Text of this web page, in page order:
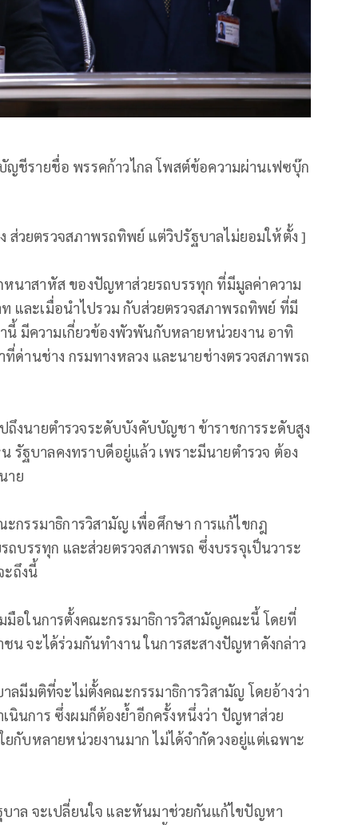
ญชีรายชื่อ พรรคก้าวไกล โพสต์ข้อความผ่านเฟซบุ๊ก
ส่วยตรวจสภาพรถทิพย์ แต่วิปรัฐบาลไม่ยอมให้ตั้ง ]
นาสาหัส ของปัญหาส่วยรถบรรทุก ที่มีมูลค่าความ
และเมื่อนำไปรวม กับส่วยตรวจสภาพรถทิพย์ ที่มี
มีความเกี่ยวข้องพัวพันกับหลายหน่วยงาน อาทิ
ที่ด่านช่าง กรมทางหลวง และนายช่างตรวจสภาพรถ
งนายตำรวจระดับบังคับบัญชา ข้าราชการระดับสูง
บาลคงทราบดีอยู่แล้ว เพราะมีนายตำรวจ ต้อง
าย
กรรมาธิการวิสามัญ เพื่อศึกษา การแก้ไขกฎ
ถบรรทุก และส่วยตรวจสภาพรถ ซึ่งบรรจุเป็นวาระ
ะถึงนี้
มือในการตั้งคณะกรรมาธิการวิสามัญคณะนี้ โดยที่
จะได้ร่วมกันทำงาน ในการสะสางปัญหาดังกล่าว
มีมติที่จะไม่ตั้งคณะกรรมาธิการวิสามัญ โดยอ้างว่า
นินการ ซึ่งผมก็ต้องย้ำอีกครั้งหนึ่งว่า ปัญหาส่วย
กับหลายหน่วยงานมาก ไม่ได้จำกัดวงอยู่แต่เฉพาะ
าล จะเปลี่ยนใจ และหันมาช่วยกันแก้ไขปัญหา